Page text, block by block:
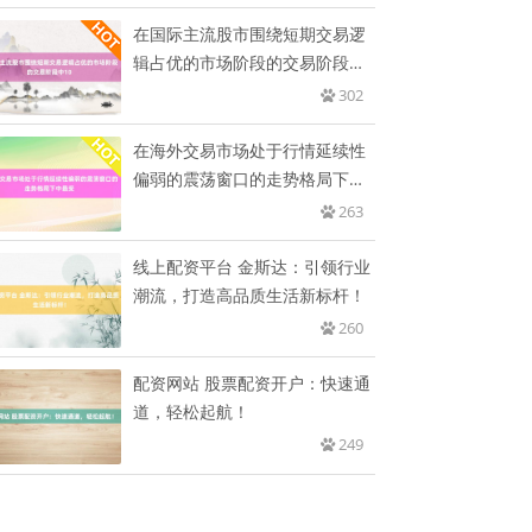
在国际主流股市围绕短期交易逻
辑占优的市场阶段的交易阶段中
302
在海外交易市场处于行情延续性
偏弱的震荡窗口的走势格局下中
263
线上配资平台 金斯达：引领行业
潮流，打造高品质生活新标杆！
260
配资网站 股票配资开户：快速通
道，轻松起航！
249